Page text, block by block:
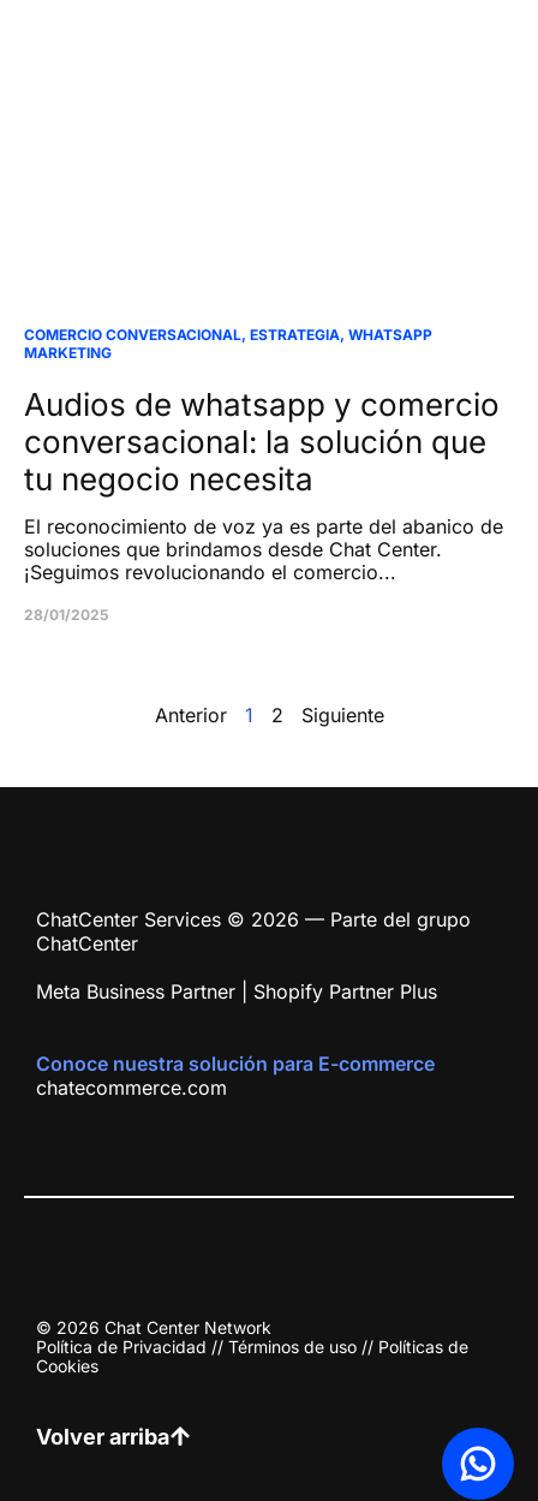
COMERCIO CONVERSACIONAL, ESTRATEGIA, WHATSAPP
MARKETING
Audios de whatsapp y comercio
conversacional: la solución que
tu negocio necesita
El reconocimiento de voz ya es parte del abanico de
soluciones que brindamos desde Chat Center.
¡Seguimos revolucionando el comercio...
28/01/2025
Anterior 1 2 Siguiente
ChatCenter Services © 2026 — Parte del grupo
ChatCenter
Meta Business Partner | Shopify Partner Plus
Conoce nuestra solución para E-commerce
chatecommerce.com
© 2026 Chat Center Network
Política de Privacidad // Términos de uso // Políticas de
Cookies
Volver arriba